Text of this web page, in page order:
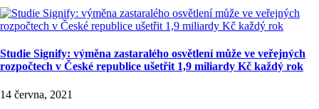
Studie Signify: výměna zastaralého osvětlení může ve veřejných
rozpočtech v České republice ušetřit 1,9 miliardy Kč každý rok
14 června, 2021